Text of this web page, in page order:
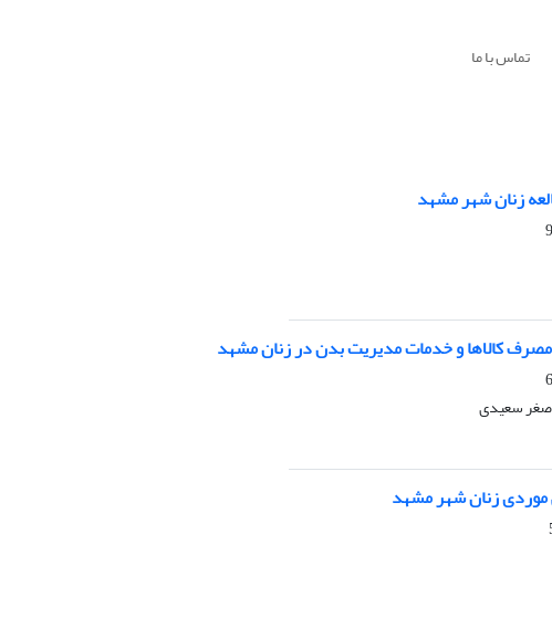
تماس با ما
زنان شهر مشهد
کالاها و خدمات مدیریت بدن در زنان مشهد
سعیدی
زنان شهر مشهد